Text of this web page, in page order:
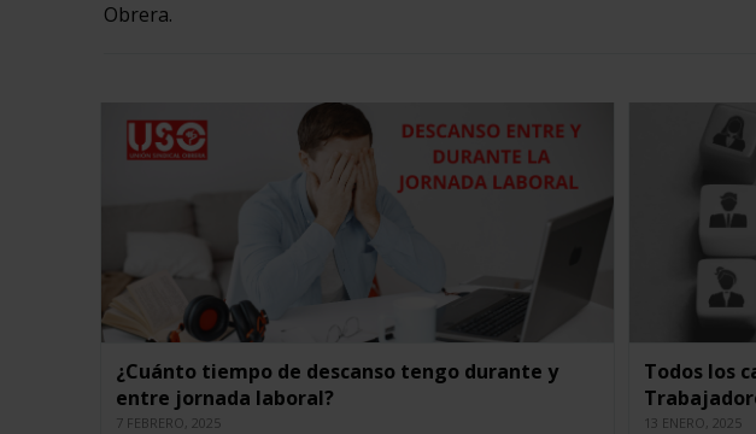
Obrera.
¿Cuánto tiempo de descanso tengo durante y
entre jornada laboral?
7 FEBRERO, 2025
Todos los
13 ENERO, 2025